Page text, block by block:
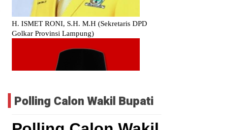
Polling Calon Wakil Bupati